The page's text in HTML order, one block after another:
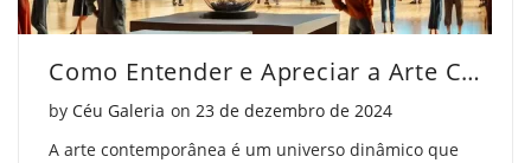
Como Entender e Apreciar a Arte Contemporânea
by Céu Galeria on Posted on
23 de dezembro de 2024
A arte contemporânea é um universo dinâmico que